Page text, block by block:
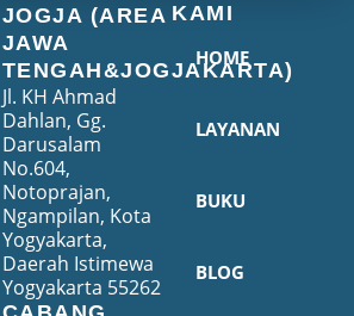
JOGJA (AREA
JAWA
TENGAH&JOGJAKARTA)
Jl. KH Ahmad
Dahlan, Gg.
Darusalam
No.604,
Notoprajan,
Ngampilan, Kota
Yogyakarta,
Daerah Istimewa
Yogyakarta 55262
KAMI
HOME
LAYANAN
BUKU
BLOG